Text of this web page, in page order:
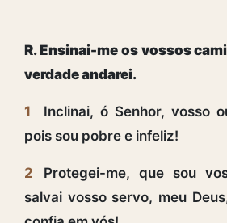
R. Ensinai-me os vossos
verdade andarei.
1 Inclinai, ó Senhor, vosso
pois sou pobre e infeliz!
2
Protegei-me, que sou
salvai vosso servo, meu